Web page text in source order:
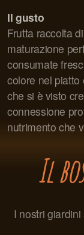
Il gusto
Frutta raccolta
maturazione
consumate
colore nel
che si è visto
connessione
nutrimento che
Il
I nostri